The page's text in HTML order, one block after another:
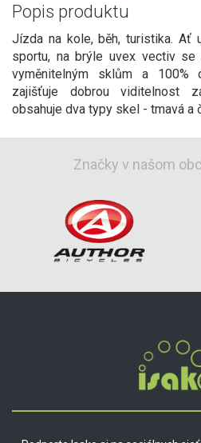
Popis produktu
Jízda na kole, běh, turistika. Ať
sportu, na brýle uvex vectiv se
vyměnitelným sklům a 100%
zajišťuje dobrou viditelnost
obsahuje dva typy skel - tmavá a
Značky v našom